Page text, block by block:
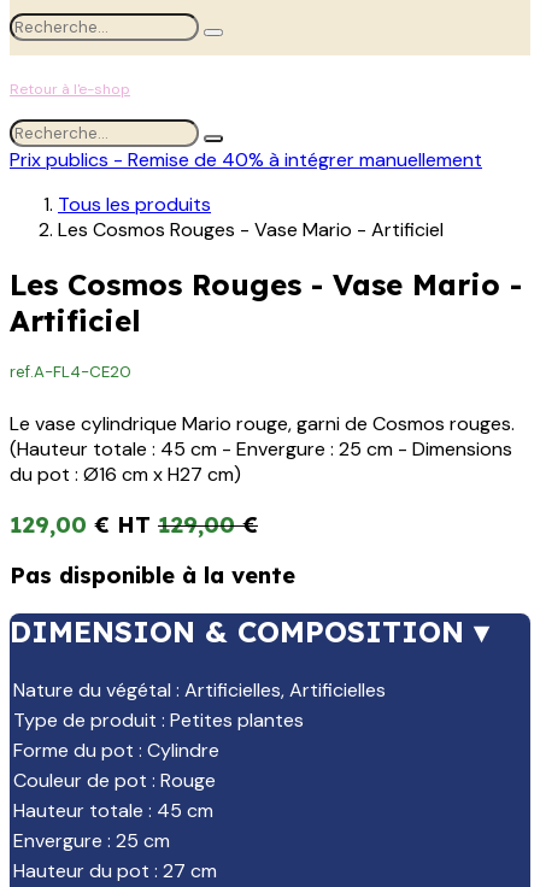
Retour à l'e-shop
Prix publics - Remise de 40% à intégrer manuellement
Tous les produits
Les Cosmos Rouges - Vase Mario - Artificiel
Les Cosmos Rouges - Vase Mario -
Artificiel
ref.A-FL4-CE20
Le vase cylindrique Mario rouge, garni de Cosmos rouges.
(Hauteur totale : 45 cm - Envergure : 25 cm - Dimensions
du pot : Ø16 cm x H27 cm)
129,00 € 129,00€
Pas disponible à la vente
DIMENSION & COMPOSITION ▾
Nature du végétal : Artificielles,Artificielles
Type de produit : Petites plantes
Forme du pot : Cylindre
Couleur de pot : Rouge
Hauteur totale : 45 cm
Envergure : 25 cm
Hauteur du pot : 27 cm